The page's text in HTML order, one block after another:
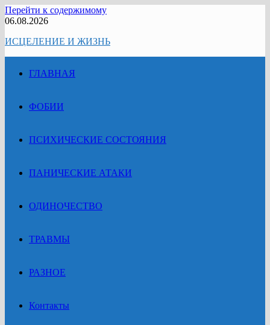
Перейти к содержимому
06.08.2026
ИСЦЕЛЕНИЕ И ЖИЗНЬ
ГЛАВНАЯ
ФОБИИ
ПСИХИЧЕСКИЕ СОСТОЯНИЯ
ПАНИЧЕСКИЕ АТАКИ
ОДИНОЧЕСТВО
ТРАВМЫ
РАЗНОЕ
Контакты